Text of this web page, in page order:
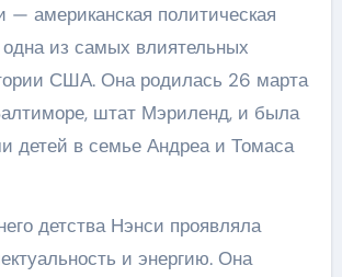
— американская политическая
одна из самых влиятельных
США. Она родилась 26 марта
штат Мэриленд, и была
детей в семье Андреа и Томаса
детства Нэнси проявляла
и энергию. Она